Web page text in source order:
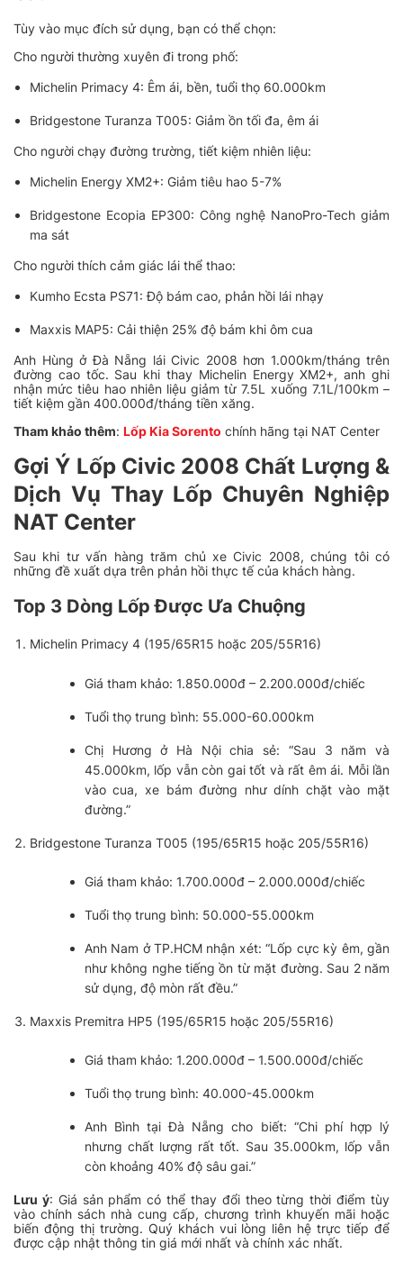
Tùy vào mục đích sử dụng, bạn có thể chọn:
Cho người thường xuyên đi trong phố:
Michelin Primacy 4: Êm ái, bền, tuổi thọ 60.000km
Bridgestone Turanza T005: Giảm ồn tối đa, êm ái
Cho người chạy đường trường, tiết kiệm nhiên liệu:
Michelin Energy XM2+: Giảm tiêu hao 5-7%
Bridgestone Ecopia EP300: Công nghệ NanoPro-Tech giảm
ma sát
Cho người thích cảm giác lái thể thao:
Kumho Ecsta PS71: Độ bám cao, phản hồi lái nhạy
Maxxis MAP5: Cải thiện 25% độ bám khi ôm cua
Anh Hùng ở Đà Nẵng lái Civic 2008 hơn 1.000km/tháng trên
đường cao tốc. Sau khi thay Michelin Energy XM2+, anh ghi
nhận mức tiêu hao nhiên liệu giảm từ 7.5L xuống 7.1L/100km –
tiết kiệm gần 400.000đ/tháng tiền xăng.
Tham khảo thêm: Lốp Kia Sorento chính hãng tại NAT Center
Gợi Ý Lốp Civic 2008 Chất Lượng &
Dịch Vụ Thay Lốp Chuyên Nghiệp
NAT Center
Sau khi tư vấn hàng trăm chủ xe Civic 2008, chúng tôi có
những đề xuất dựa trên phản hồi thực tế của khách hàng.
Top 3 Dòng Lốp Được Ưa Chuộng
Michelin Primacy 4 (195/65R15 hoặc 205/55R16)
Giá tham khảo: 1.850.000đ – 2.200.000đ/chiếc
Tuổi thọ trung bình: 55.000-60.000km
Chị Hương ở Hà Nội chia sẻ: “Sau 3 năm và
45.000km, lốp vẫn còn gai tốt và rất êm ái. Mỗi lần
vào cua, xe bám đường như dính chặt vào mặt
đường.”
Bridgestone Turanza T005 (195/65R15 hoặc 205/55R16)
Giá tham khảo: 1.700.000đ – 2.000.000đ/chiếc
Tuổi thọ trung bình: 50.000-55.000km
Anh Nam ở TP.HCM nhận xét: “Lốp cực kỳ êm, gần
như không nghe tiếng ồn từ mặt đường. Sau 2 năm
sử dụng, độ mòn rất đều.”
Maxxis Premitra HP5 (195/65R15 hoặc 205/55R16)
Giá tham khảo: 1.200.000đ – 1.500.000đ/chiếc
Tuổi thọ trung bình: 40.000-45.000km
Anh Bình tại Đà Nẵng cho biết: “Chi phí hợp lý
nhưng chất lượng rất tốt. Sau 35.000km, lốp vẫn
còn khoảng 40% độ sâu gai.”
Lưu ý: Giá sản phẩm có thể thay đổi theo từng thời điểm tùy
vào chính sách nhà cung cấp, chương trình khuyến mãi hoặc
biến động thị trường. Quý khách vui lòng liên hệ trực tiếp để
được cập nhật thông tin giá mới nhất và chính xác nhất.